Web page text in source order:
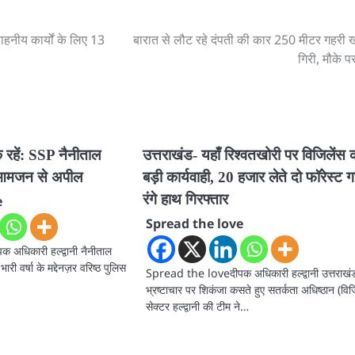
कार्यों के लिए 13
बारात से लौट रहे दंपती की कार 250 मीटर गहरी
गिरी, मौके
रहें: SSP नैनीताल
आमजन से अपील
हल्द्वानी नैनीताल
वर्षा के मद्देनज़र वरिष्ठ पुलिस
उत्तराखंड- यहाँ रिश्वतखोरी पर विजिलेंस
बड़ी कार्यवाही, 20 हजार लेते दो फॉरेस्ट
रंगे हाथ गिरफ्तार
Spread the love
Spread the loveदीपक अधिकारी हल्द्वानी
भ्रष्टाचार पर शिकंजा कसते हुए सतर्कता अधिष्ठान
सेक्टर हल्द्वानी की टीम ने…